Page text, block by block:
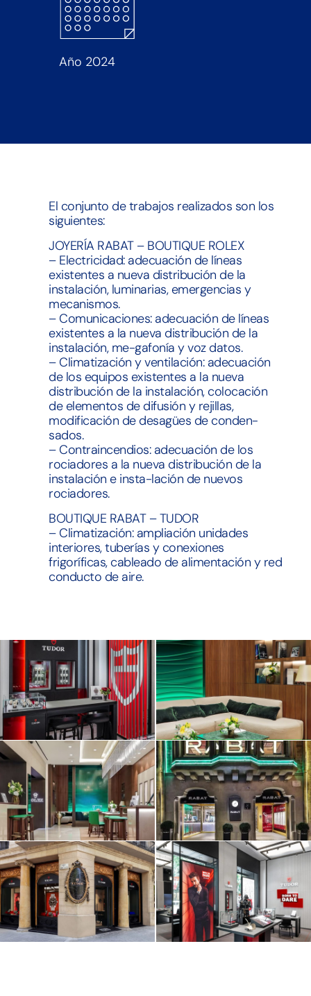
Año 2024
El conjunto de trabajos realizados son los
siguientes:
JOYERÍA RABAT – BOUTIQUE ROLEX
– Electricidad: adecuación de líneas
existentes a nueva distribución de la
instalación, luminarias, emergencias y
mecanismos.
– Comunicaciones: adecuación de líneas
existentes a la nueva distribución de la
instalación, me-gafonía y voz datos.
– Climatización y ventilación: adecuación
de los equipos existentes a la nueva
distribución de la instalación, colocación
de elementos de difusión y rejillas,
modificación de desagües de conden-
sados.
– Contraincendios: adecuación de los
rociadores a la nueva distribución de la
instalación e insta-lación de nuevos
rociadores.
BOUTIQUE RABAT – TUDOR
– Climatización: ampliación unidades
interiores, tuberías y conexiones
frigoríficas, cableado de alimentación y red
conducto de aire.